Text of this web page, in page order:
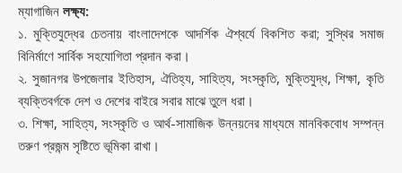
ম্যাগাজিন লক্ষ্য:
১. মুক্তিযুদ্ধের চেতনায় বাংলাদেশকে আদর্শিক ঐশ্বর্যে বিকশিত করা; সুস্থির সমাজ
বিনির্মাণে সার্বিক সহযোগিতা প্রদান করা।
২. সুজানগর উপজেলার ইতিহাস, ঐতিহ্য, সাহিত্য, সংস্কৃতি, মুক্তিযুদ্ধ, শিক্ষা, কৃতি
ব্যক্তিবর্গকে দেশ ও দেশের বাইরে সবার মাঝে তুলে ধরা।
৩. শিক্ষা, সাহিত্য, সংস্কৃতি ও আর্থ-সামাজিক উন্নয়নের মাধ্যমে মানবিকবোধ সম্পন্ন
তরুণ প্রজন্ম সৃষ্টিতে ভূমিকা রাখা।